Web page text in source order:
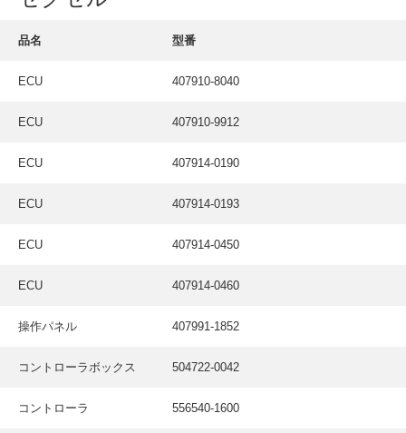
SERVICE
お客様インタビュー
RECRUIT
採用情報
GREEN CHALLENGE
品名 型番
ECU 407910-8040
ECU 407910-9912
ECU 407914-0190
ECU 407914-0193
ECU 407914-0450
ECU 407914-0460
操作パネル 407991-1852
コントローラボックス 504722-0042
コントローラ 556540-1600